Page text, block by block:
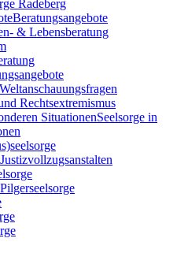
Radeberg
Beratungsangebote
& Lebensberatung
Rechtsextremismus
Seelsorge in